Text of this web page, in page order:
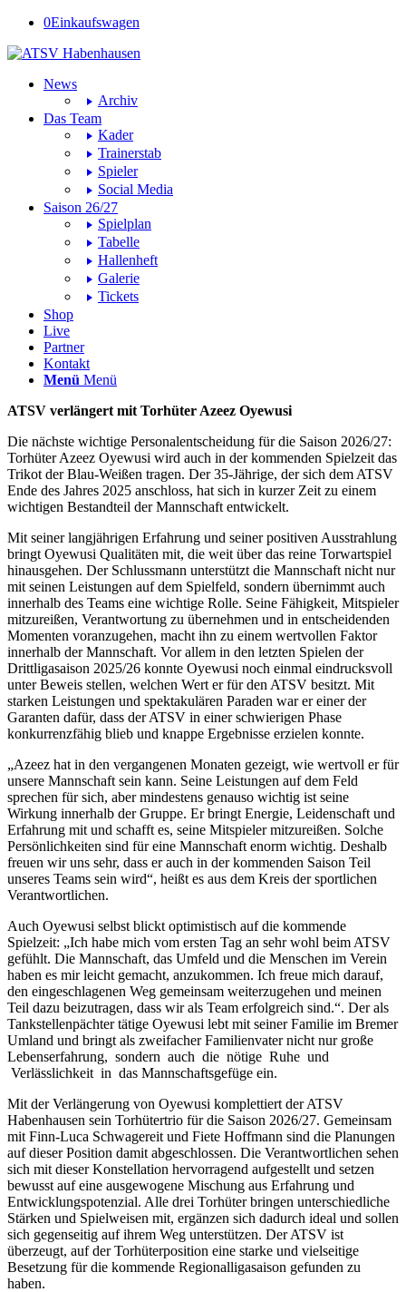
0Einkaufswagen
News
Archiv
Das Team
Kader
Trainerstab
Spieler
Social Media
Saison 26/27
Spielplan
Tabelle
Hallenheft
Galerie
Tickets
Shop
Live
Partner
Kontakt
Menü Menü
ATSV verlängert mit Torhüter Azeez Oyewusi
Die nächste wichtige Personalentscheidung für die Saison 2026/27:
Torhüter Azeez Oyewusi wird auch in der kommenden Spielzeit das
Trikot der Blau-Weißen tragen. Der 35-Jährige, der sich dem ATSV
Ende des Jahres 2025 anschloss, hat sich in kurzer Zeit zu einem
wichtigen Bestandteil der Mannschaft entwickelt.
Mit seiner langjährigen Erfahrung und seiner positiven Ausstrahlung
bringt Oyewusi Qualitäten mit, die weit über das reine Torwartspiel
hinausgehen. Der Schlussmann unterstützt die Mannschaft nicht nur
mit seinen Leistungen auf dem Spielfeld, sondern übernimmt auch
innerhalb des Teams eine wichtige Rolle. Seine Fähigkeit, Mitspieler
mitzureißen, Verantwortung zu übernehmen und in entscheidenden
Momenten voranzugehen, macht ihn zu einem wertvollen Faktor
innerhalb der Mannschaft. Vor allem in den letzten Spielen der
Drittligasaison 2025/26 konnte Oyewusi noch einmal eindrucksvoll
unter Beweis stellen, welchen Wert er für den ATSV besitzt. Mit
starken Leistungen und spektakulären Paraden war er einer der
Garanten dafür, dass der ATSV in einer schwierigen Phase
konkurrenzfähig blieb und knappe Ergebnisse erzielen konnte.
„Azeez hat in den vergangenen Monaten gezeigt, wie wertvoll er für
unsere Mannschaft sein kann. Seine Leistungen auf dem Feld
sprechen fürsich, aber mindestens genauso wichtig ist seine
Wirkung innerhalb der Gruppe. Er bringt Energie, Leidenschaft und
Erfahrung mit und schafft es, seine Mitspieler mitzureißen. Solche
Persönlichkeiten sind für eine Mannschaft enorm wichtig. Deshalb
freuen wir uns sehr, dass er auch in der kommenden Saison Teil
unseres Teams sein wird“, heißt es aus dem Kreis der sportlichen
Verantwortlichen.
Auch Oyewusi selbst blickt optimistisch auf die kommende
Spielzeit: „Ich habe mich vom ersten Tag an sehr wohl beim ATSV
gefühlt. Die Mannschaft, das Umfeld und die Menschen im Verein
haben es mir leicht gemacht, anzukommen. Ich freue mich darauf,
den eingeschlagenen Weg gemeinsam weiterzugehen und meinen
Teil dazu beizutragen, dass wir als Team erfolgreich sind.“. Der als
Tankstellenpächter tätige Oyewusi lebt mit seiner Familie im Bremer
Umland und bringt als zweifacher Familienvater nicht nur große
Lebenserfahrung, sondern auch die nötige Ruhe und
Verlässlichkeit in das Mannschaftsgefüge ein.
Mit der Verlängerung von Oyewusi komplettiert der ATSV
Habenhausen sein Torhütertrio für die Saison 2026/27. Gemeinsam
mit Finn-Luca Schwagereit und Fiete Hoffmann sind die Planungen
auf dieser Position damit abgeschlossen. Die Verantwortlichen sehen
sich mit dieser Konstellation hervorragend aufgestellt und setzen
bewusst auf eine ausgewogene Mischung aus Erfahrung und
Entwicklungspotenzial. Alle drei Torhüter bringen unterschiedliche
Stärken und Spielweisen mit, ergänzen sich dadurch ideal und sollen
sich gegenseitig auf ihrem Weg unterstützen. Der ATSV ist
überzeugt, auf der Torhüterposition eine starke und vielseitige
Besetzung für die kommende Regionalligasaison gefunden zu
haben.